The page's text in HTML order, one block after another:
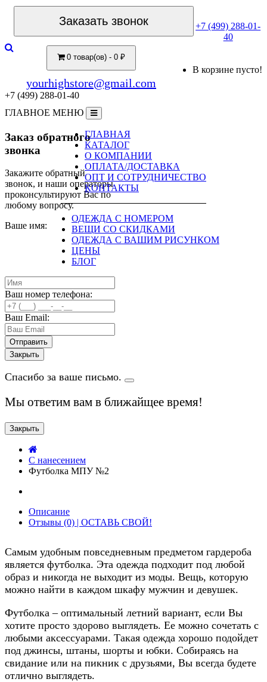
Заказать звонок
+7 (499) 288-01-
40
0 товар(ов) - 0 ₽
В корзине пусто!
yourhighstore@gmail.com
+7 (499) 288-01-40
ГЛАВНОЕ МЕНЮ
ГЛАВНАЯ
КАТАЛОГ
О КОМПАНИИ
ОПЛАТА/ДОСТАВКА
ОПТ И СОТРУДНИЧЕСТВО
КОНТАКТЫ
ОДЕЖДА С НОМЕРОМ
ВЕЩИ СО СКИДКАМИ
ОДЕЖДА С ВАШИМ РИСУНКОМ
ЦЕНЫ
БЛОГ
Заказ обратного
звонка
Закажите обратный
звонок, и наши операторы
проконсультируют Вас по
любому вопросу.
Ваше имя:
Ваш номер телефона:
Ваш Email:
Закрыть
Спасибо за ваше письмо.
Мы ответим вам в ближайщее время!
Закрыть
C нанесением
Футболка МПУ №2
Описание
Отзывы (0) | ОСТАВЬ СВОЙ!
Самым удобным повседневным предметом гардероба
является футболка. Эта одежда подходит под любой
образ и никогда не выходит из моды. Вещь, которую
можно найти в каждом шкафу мужчин и девушек.
Футболка – оптимальный летний вариант, если Вы
хотите просто здорово выглядеть. Ее можно сочетать с
любыми аксессуарами. Такая одежда хорошо подойдет
под джинсы, штаны, шорты и юбки. Собираясь на
свидание или на пикник с друзьями, Вы всегда будете
отлично выглядеть.